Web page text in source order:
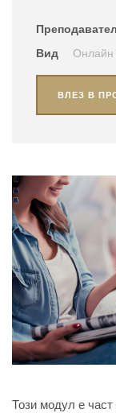
Преподавател
Вид
Онлайн
ВЛЕЗ В
Този модул е